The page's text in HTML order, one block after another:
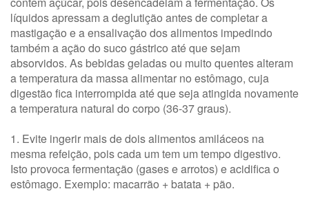
líquidos apressam a deglutição antes de completar a
mastigação e a ensalivação dos alimentos impedindo
também a ação do suco gástrico até que sejam
absorvidos. As bebidas geladas ou muito quentes alteram
a temperatura da massa alimentar no estômago, cuja
digestão fica interrompida até que seja atingida novamente
a temperatura natural do corpo (36-37 graus).
1. Evite ingerir mais de dois alimentos amiláceos na
mesma refeição, pois cada um tem um tempo digestivo.
Isto provoca fermentação (gases e arrotos) e acidifica o
estômago. Exemplo: macarrão + batata + pão.